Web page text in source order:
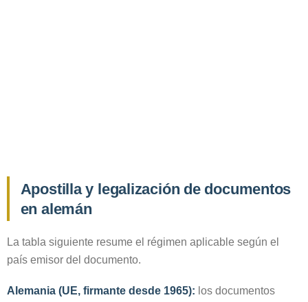
Apostilla y legalización de documentos
en alemán
La tabla siguiente resume el régimen aplicable según el
país emisor del documento.
Alemania (UE, firmante desde 1965): los documentos